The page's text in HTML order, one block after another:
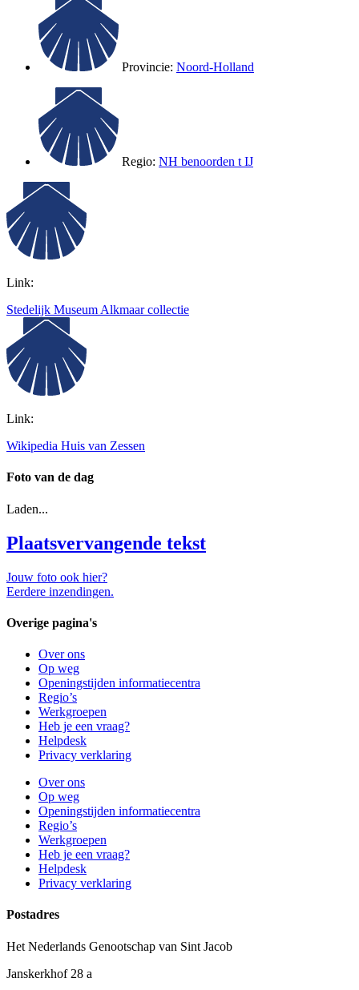
Provincie: Noord-Holland
Regio: NH benoorden t IJ
Link:
Stedelijk Museum Alkmaar collectie
Link:
Wikipedia Huis van Zessen
Foto van de dag
Laden...
Plaatsvervangende tekst
Jouw foto ook hier?
Eerdere inzendingen.
Overige pagina's
Over ons
Op weg
Openingstijden informatiecentra
Regio’s
Werkgroepen
Heb je een vraag?
Helpdesk
Privacy verklaring
Over ons
Op weg
Openingstijden informatiecentra
Regio’s
Werkgroepen
Heb je een vraag?
Helpdesk
Privacy verklaring
Postadres
Het Nederlands Genootschap van Sint Jacob
Janskerkhof 28 a